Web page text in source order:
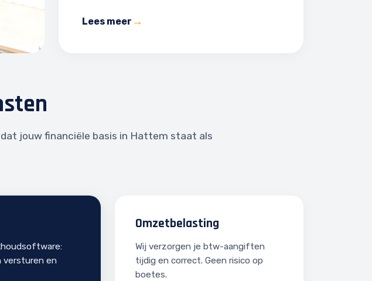
Lees meer
jouw financiële basis in Hattem staat als
versturen en
Omzetbelasting
Wij verzorgen je btw-aangiften
tijdig en correct. Geen risico op
boetes.